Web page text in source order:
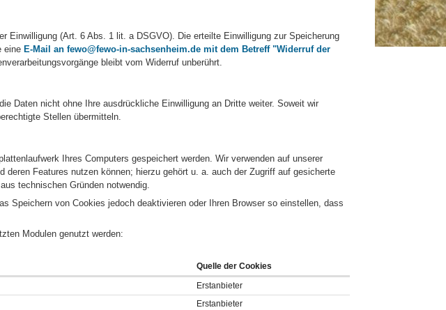
Einwilligung (Art. 6 Abs. 1 lit. a DSGVO). Die erteilte Einwilligung zur Speicherung
eineE-Mail an fewo@fewo-in-sachsenheim.de mit dem Betreff "Widerruf der
bleibt vom Widerruf unberührt.
Daten nicht ohne Ihre ausdrückliche Einwilligung an Dritte weiter. Soweit wir
Stellen übermitteln.
Ihres Computers gespeichert werden. Wir verwenden auf unserer
Features nutzen können; hierzu gehört u. a. auch der Zugriff auf gesicherte
technischen Gründen notwendig.
Speichern von Cookies jedoch deaktivieren oder Ihren Browser so einstellen, dass
Modulen genutzt werden:
Quelle der Cookies
Erstanbieter
Erstanbieter